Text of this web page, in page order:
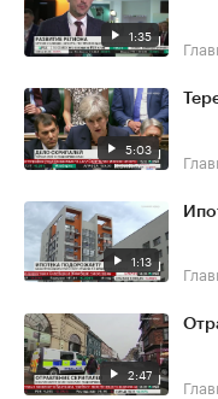
1:35
5:03
1:13
2:47